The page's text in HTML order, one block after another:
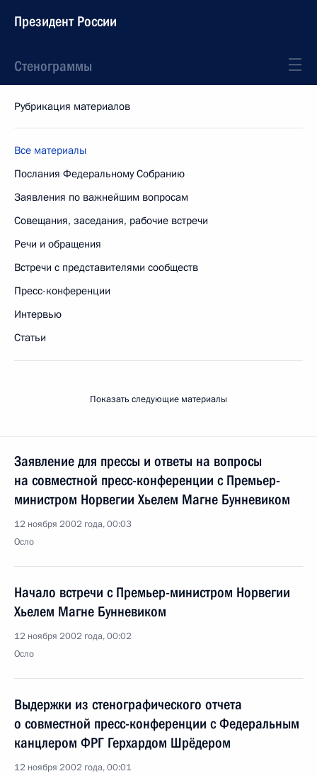
Президент России
Стенограммы
Рубрикация материалов
Все материалы
Послания Федеральному Собранию
Заявления по важнейшим вопросам
Совещания, заседания, рабочие встречи
Речи и обращения
Встречи с представителями сообществ
Пресс-конференции
Интервью
Статьи
Показать следующие материалы
Заявление для прессы и ответы на вопросы
на совместной пресс-конференции с Премьер-
министром Норвегии Хьелем Магне Бунневиком
12 ноября 2002 года, 00:03
Осло
Начало встречи с Премьер-министром Норвегии
Хьелем Магне Бунневиком
12 ноября 2002 года, 00:02
Осло
Выдержки из стенографического отчета
о совместной пресс-конференции с Федеральным
канцлером ФРГ Герхардом Шрёдером
12 ноября 2002 года, 00:01